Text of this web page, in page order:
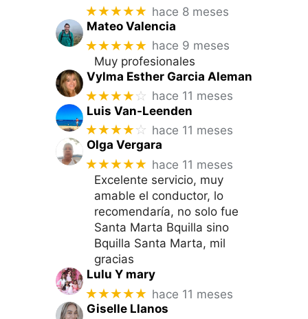
★★★★★ hace 8 meses
Mateo Valencia
★★★★★ hace 9 meses
Muy profesionales
Vylma Esther Garcia Aleman
★★★★☆ hace 11 meses
Luis Van-Leenden
★★★★☆ hace 11 meses
Olga Vergara
★★★★★ hace 11 meses
Excelente servicio, muy
amable el conductor, lo
recomendaría, no solo fue
Santa Marta Bquilla sino
Bquilla Santa Marta, mil
gracias
Lulu Y mary
★★★★★ hace 11 meses
Giselle Llanos